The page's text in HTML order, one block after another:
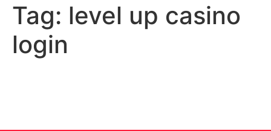
Tag: level up casino
login